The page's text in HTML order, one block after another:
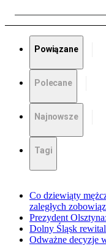
Powiązane
Polecane
Najnowsze
Tagi
Co dziewiąty
zaległych
Prezydent
Dolny Śląsk
Odważne decyzje